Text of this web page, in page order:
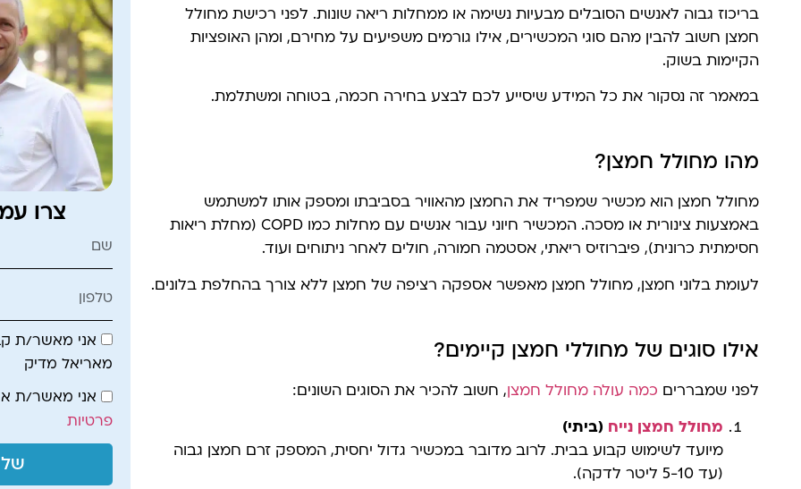
בריכוז גבוה לאנשים הסובלים מבעיות נשימה או ממחלות ריאה שונות. לפני רכישת מחולל
חמצן חשוב להבין מהם סוגי המכשירים, אילו גורמים משפיעים על מחירם, ומהן האופציות
הקיימות בשוק.
במאמר זה נסקור את כל המידע שיסייע לכם לבצע בחירה חכמה, בטוחה ומשתלמת.
מהו מחולל חמצן?
מחולל חמצן הוא מכשיר שמפריד את החמצן מהאוויר בסביבתו ומספק אותו למשתמש
באמצעות צינורית או מסכה. המכשיר חיוני עבור אנשים עם מחלות כמו COPD (מחלת ריאות
חסימתית כרונית), פיברוזיס ריאתי, אסטמה חמורה, חולים לאחר ניתוחים ועוד.
לעומת בלוני חמצן, מחולל חמצן מאפשר אספקה רציפה של חמצן ללא צורך בהחלפת בלונים.
אילו סוגים של מחוללי חמצן קיימים?
לפני שמבררים כמה עולה מחולל חמצן , חשוב להכיר את הסוגים השונים:
מחולל חמצן נייח (ביתי)
מיועד לשימוש קבוע בבית. לרוב מדובר במכשיר גדול יחסית, המספק זרם חמצן גבוה
(עד 5-10 ליטר לדקה).
צרו
אני מאשר/ת
מאריאל מדיק
אני מאשר/ת
פרטיות